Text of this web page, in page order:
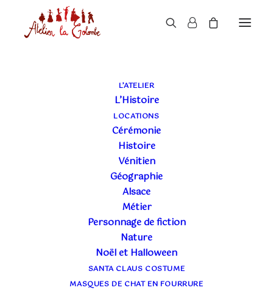
L’ATELIER
L’Histoire
LOCATIONS
Cérémonie
Histoire
Vénitien
Géographie
Alsace
Métier
Personnage de fiction
Nature
Noël et Halloween
SANTA CLAUS COSTUME
MASQUES DE CHAT EN FOURRURE